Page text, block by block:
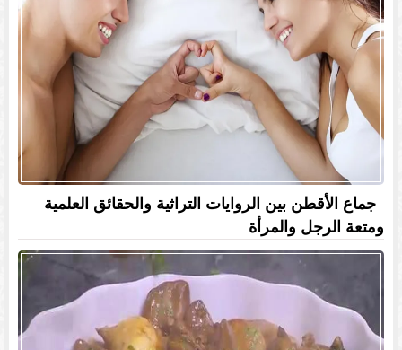
جماع الأقطن بين الروايات التراثية والحقائق العلمية
ومتعة الرجل والمرأة